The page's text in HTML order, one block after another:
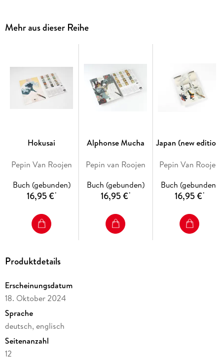
Mehr aus dieser Reihe
Hokusai
Pepin Van Roojen
Buch (gebunden)
16,95 €*
Alphonse Mucha
Pepin van Roojen
Buch (gebunden)
16,95 €*
Japan (new
Pepin Van Roojen
Buch (gebunden)
16,95 €*
Produktdetails
Erscheinungsdatum
18. Oktober 2024
Sprache
deutsch, englisch
Seitenanzahl
12